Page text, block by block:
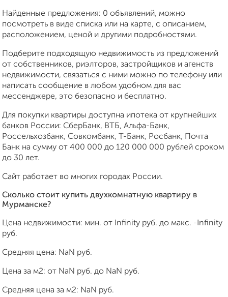
Найденные предложения: 0 объявлений, можно
посмотреть в виде списка или на карте, с описанием,
расположением, ценой и другими подробностями.
Подберите подходящую недвижимость из предложений
от собственников, риэлторов, застройщиков и агенств
недвижимости, связаться с ними можно по телефону или
написать сообщение в любом удобном для вас
мессенджере, это безопасно и бесплатно.
Для покупки квартиры доступна ипотека от крупнейших
банков России: СберБанк, ВТБ, Альфа-Банк,
Россельхозбанк, Совкомбанк, Т-Банк, Росбанк, Почта
Банк на сумму от 400 000 до 120 000 000 рублей сроком
до 30 лет.
Сайт работает во многих городах России.
Сколько стоит купить двухкомнатную квартиру в
Мурманске?
Цена недвижимости: мин. от Infinity руб. до макс. -Infinity
руб.
Средняя цена: NaN руб.
Цена за м2: от NaN руб. до NaN руб.
Средняя цена за м2: NaN руб.